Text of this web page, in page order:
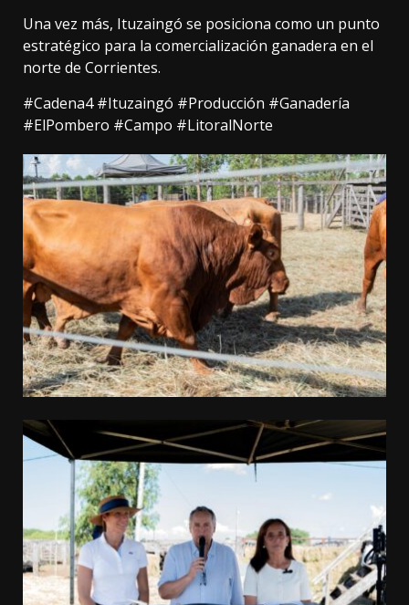
Una vez más, Ituzaingó se posiciona como un punto
estratégico para la comercialización ganadera en el
norte de Corrientes.
#Cadena4 #Ituzaingó #Producción #Ganadería
#ElPombero #Campo #LitoralNorte